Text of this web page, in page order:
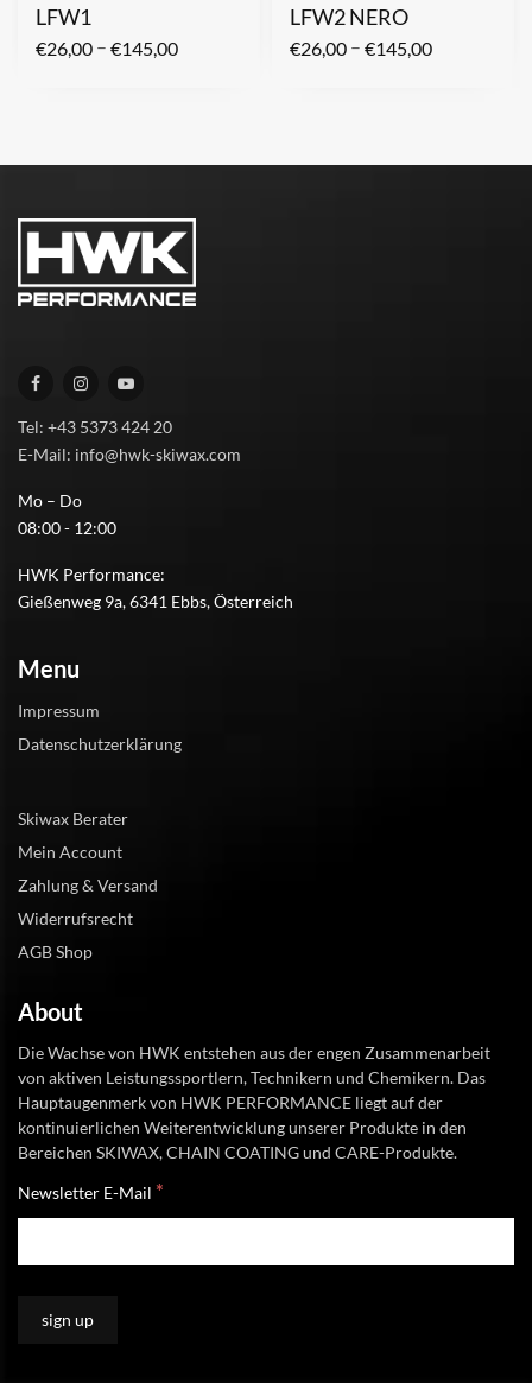
LFW1
€26,00 – €145,00
LFW2 NERO
€26,00 – €145,00
Tel: +43 5373 424 20
E-Mail: info@hwk-skiwax.com
Mo – Do
08:00 - 12:00
HWK Performance:
Gießenweg 9a, 6341 Ebbs, Österreich
Menu
Impressum
Datenschutzerklärung
Skiwax Berater
Mein Account
Zahlung & Versand
Widerrufsrecht
AGB Shop
About
Die Wachse von HWK entstehen aus der engen Zusammenarbeit
von aktiven Leistungssportlern, Technikern und Chemikern. Das
Hauptaugenmerk von HWK PERFORMANCE liegt auf der
kontinuierlichen Weiterentwicklung unserer Produkte in den
Bereichen SKIWAX, CHAIN COATING und CARE-Produkte.
Newsletter E-Mail *